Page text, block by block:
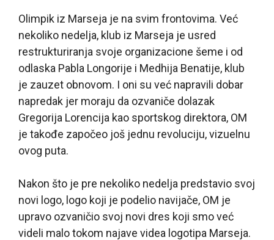
Olimpik iz Marseja je na svim frontovima. Već
nekoliko nedelja, klub iz Marseja je usred
restrukturiranja svoje organizacione šeme i od
odlaska Pabla Longorije i Medhija Benatije, klub
je zauzet obnovom. I oni su već napravili dobar
napredak jer moraju da ozvaniče dolazak
Gregorija Lorencija kao sportskog direktora, OM
je takođe započeo još jednu revoluciju, vizuelnu
ovog puta.
Nakon što je pre nekoliko nedelja predstavio svoj
novi logo, logo koji je podelio navijače, OM je
upravo ozvaničio svoj novi dres koji smo već
videli malo tokom najave videa logotipa Marseja.